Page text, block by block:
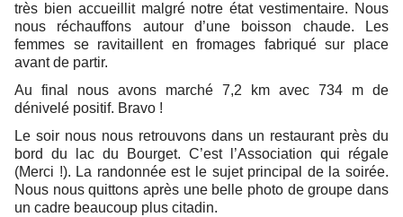
très bien accueillit malgré notre état vestimentaire. Nous
nous réchauffons autour d’une boisson chaude. Les
femmes se ravitaillent en fromages fabriqué sur place
avant de partir.
Au final nous avons marché 7,2 km avec 734 m de
dénivelé positif. Bravo !
Le soir nous nous retrouvons dans un restaurant près du
bord du lac du Bourget. C’est l’Association qui régale
(Merci !). La randonnée est le sujet principal de la soirée.
Nous nous quittons après une belle photo de groupe dans
un cadre beaucoup plus citadin.